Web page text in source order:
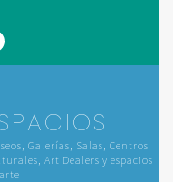
Galerías, Salas, Centros
Art Dealers y espacios